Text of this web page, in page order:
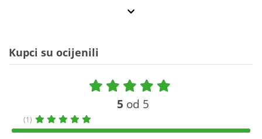
Kupci su ocijenili
5 od 5
(1)